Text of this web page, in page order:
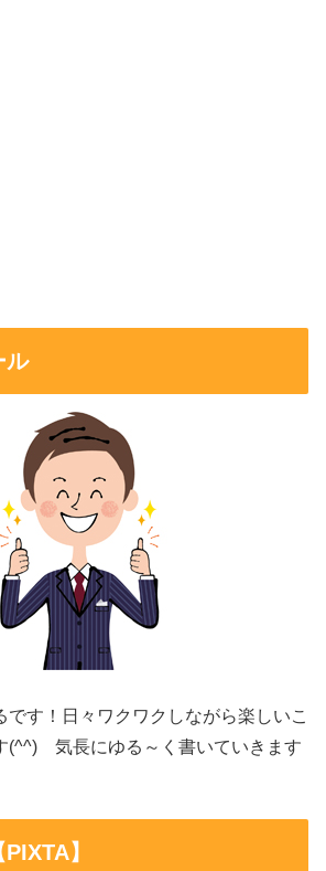
ル
す！日々ワクワクしながら楽しいこ
(^^) 気長にゆる～く書いていきます
】